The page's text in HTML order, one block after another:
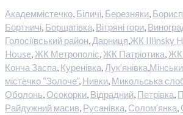
Академмістечко, Біличі, Березняки,
Бортничі, Борщагівка, Вітряні гори,
Голосіївський район, Дарниця,ЖК Illinsky
House, ЖК Метрополіс, ЖК Патріотика, ЖК
Конча Заспа, Куренівка, Лук’янівка,
містечко “Золоче”, Нивки, Микольська
Оболонь, Осокорки, Відрадний, Петрівка,
Райдужний масив, Русанівка, Солом’янка,